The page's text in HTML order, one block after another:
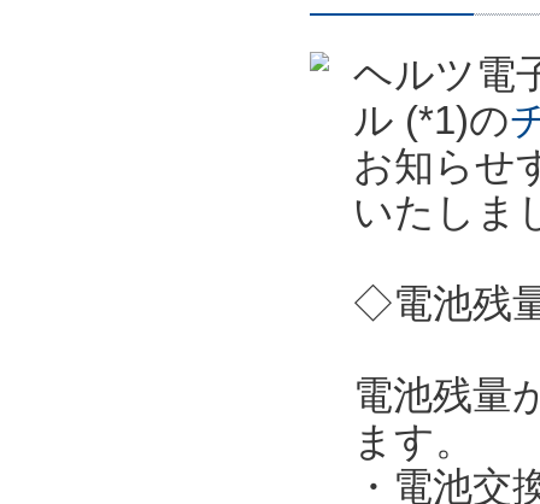
ヘルツ電
ル (*1)の
お知らせ
いたしま
◇電池残
電池残量
ます。
・電池